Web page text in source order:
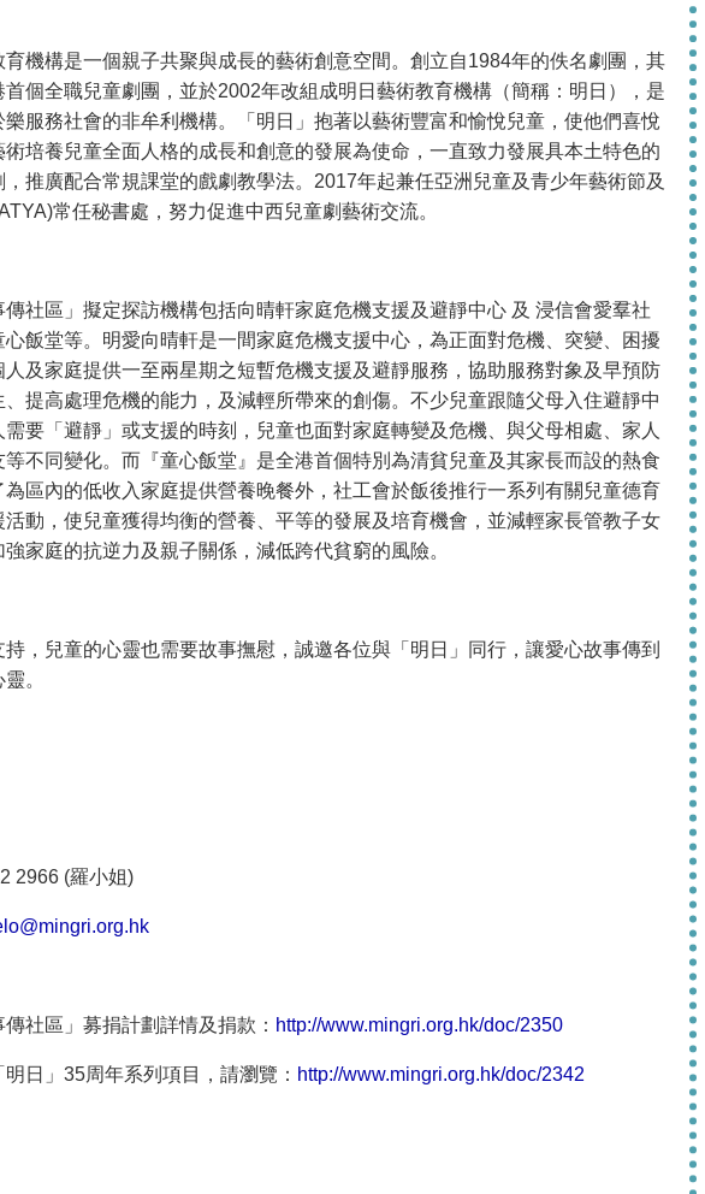
育機構是一個親子共聚與成長的藝術創意空間。創立自1984年的佚名劇團，其
首個全職兒童劇團，並於2002年改組成明日藝術教育機構（簡稱：明日），是
樂服務社會的非牟利機構。「明日」抱著以藝術豐富和愉悅兒童，使他們喜悅
術培養兒童全面人格的成長和創意的發展為使命，一直致力發展具本土特色的
，推廣配合常規課堂的戲劇教學法。2017年起兼任亞洲兒童及青少年藝術節及
常任秘書處，努力促進中西兒童劇藝術交流。
傳社區」擬定探訪機構包括向晴軒家庭危機支援及避靜中心 及 浸信會愛羣社
心飯堂等。明愛向晴軒是一間家庭危機支援中心，為正面對危機、突變、困擾
人及家庭提供一至兩星期之短暫危機支援及避靜服務，協助服務對象及早預防
、提高處理危機的能力，及減輕所帶來的創傷。不少兒童跟隨父母入住避靜中
需要「避靜」或支援的時刻，兒童也面對家庭轉變及危機、與父母相處、家人
等不同變化。而『童心飯堂』是全港首個特別為清貧兒童及其家長而設的熱食
為區內的低收入家庭提供營養晚餐外，社工會於飯後推行一系列有關兒童德育
活動，使兒童獲得均衡的營養、平等的發展及培育機會，並減輕家長管教子女
家庭的抗逆力及親子關係，減低跨代貧窮的風險。
持，兒童的心靈也需要故事撫慰，誠邀各位與「明日」同行，讓愛心故事傳到
。
2966 (羅小姐)
傳社區」募捐計劃詳情及捐款： http://www.mingri.org.hk/doc/2350
日」35周年系列項目，請瀏覽： http://www.mingri.org.hk/doc/2342